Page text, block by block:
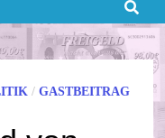
/GASTBEITRAG